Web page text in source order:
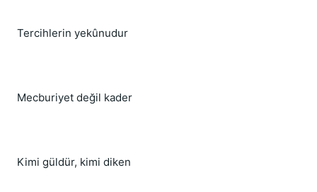
Tercihlerin yekûnudur
Mecburiyet değil kader
Kimi güldür, kimi diken